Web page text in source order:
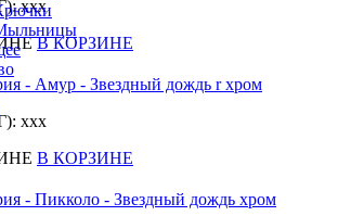
xxx
В КОРЗИНЕ
- Амур - Звездный дождь r хром
xxx
В КОРЗИНЕ
- Пикколо - Звездный дождь хром